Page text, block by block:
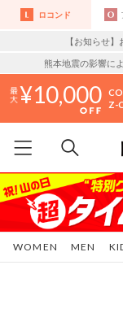
ロコンド
【お知らせ
熊本地震の影響に
10,000
Z-
WOMEN MEN